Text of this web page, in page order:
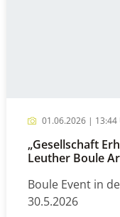
01.06.2026 | 13:44
„Gesellschaft
Leuther Boule
Boule Event in
30.5.2026